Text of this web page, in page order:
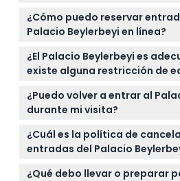
El Palacio Beylerbeyi está
domingo de 9:00 a.m. a 5:00
La última entrada es a las 5:00
cambios — por favor confirme
reservar).
¿Cómo puedo reservar
Palacio Beylerbeyi en línea?
Puede reservar fácilmente sus
Palacio Beylerbeyi en línea a
web, que le permite evitar las
y hora preferidas.
¿El Palacio Beylerbeyi es
existe alguna restricción de
Los niños de 0 a 6 años entran
ideal para familias. Los niños
arquitectura del palacio.
¿Puedo volver a entrar al
durante mi visita?
No se permite la reentrada
el palacio, así que asegúrese
¿Cuál es la política de
entradas del Palacio
Las entradas no son
¿Qué debo llevar o preparar